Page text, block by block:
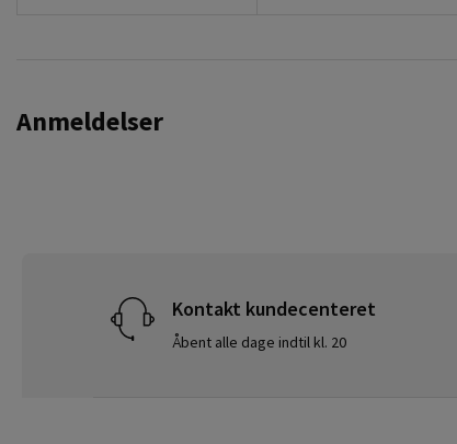
Anmeldelser
Kontakt kundecenteret
Åbent alle dage indtil kl. 20